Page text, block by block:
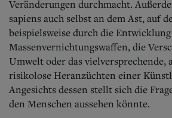
Veränderungen durchmacht.
sapiens auch selbst an dem Ast, auf
beispielsweise durch die
Massenvernichtungswaffen, die
Umwelt oder das vielversprechende,
risikolose Heranzüchten einer
Angesichts dessen stellt sich die
den Menschen aussehen könnte.